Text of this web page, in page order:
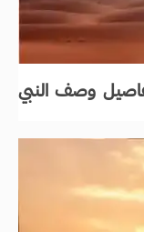
وصف النبي